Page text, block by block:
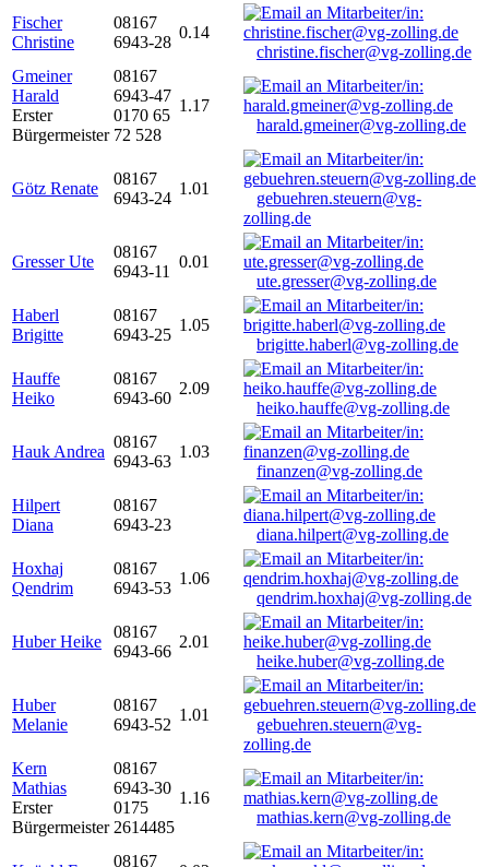
Fischer
Christine
08167
6943-28
0.14
christine.fischer@vg-zolling.de
Gmeiner
Harald
Erster
Bürgermeister
08167
6943-47
0170 65
72 528
1.17
harald.gmeiner@vg-zolling.de
Götz Renate
08167
6943-24
1.01
gebuehren.steuern@vg-
zolling.de
Gresser Ute
08167
6943-11
0.01
ute.gresser@vg-zolling.de
Haberl
Brigitte
08167
6943-25
1.05
brigitte.haberl@vg-zolling.de
Hauffe
Heiko
08167
6943-60
2.09
heiko.hauffe@vg-zolling.de
Hauk Andrea
08167
6943-63
1.03
finanzen@vg-zolling.de
Hilpert
Diana
08167
6943-23
diana.hilpert@vg-zolling.de
Hoxhaj
Qendrim
08167
6943-53
1.06
qendrim.hoxhaj@vg-zolling.de
Huber Heike
08167
6943-66
2.01
heike.huber@vg-zolling.de
Huber
Melanie
08167
6943-52
1.01
gebuehren.steuern@vg-
zolling.de
Kern
Mathias
Erster
Bürgermeister
08167
6943-30
0175
2614485
1.16
mathias.kern@vg-zolling.de
08167